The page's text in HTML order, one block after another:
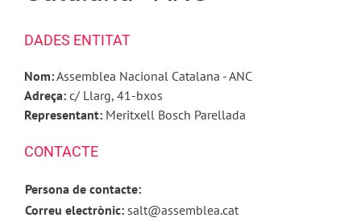
DADES ENTITAT
Nom:Assemblea Nacional Catalana - ANC
Adreça: c/ Llarg, 41-bxos
Representant: Meritxell Bosch Parellada
CONTACTE
Persona de contacte:
Correu electrònic: salt@assemblea.cat